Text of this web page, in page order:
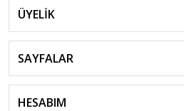
ÜYELİK
SAYFALAR
HESABIM